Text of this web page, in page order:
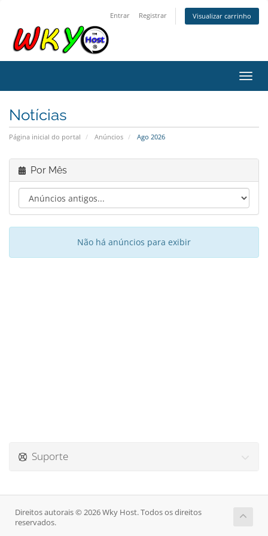
Entrar Registrar Visualizar carrinho
Notícias
Página inicial do portal Anúncios Ago 2026
Por Mês
Não há anúncios para exibir
Suporte
Direitos autorais © 2026 Wky Host. Todos os direitos
reservados.